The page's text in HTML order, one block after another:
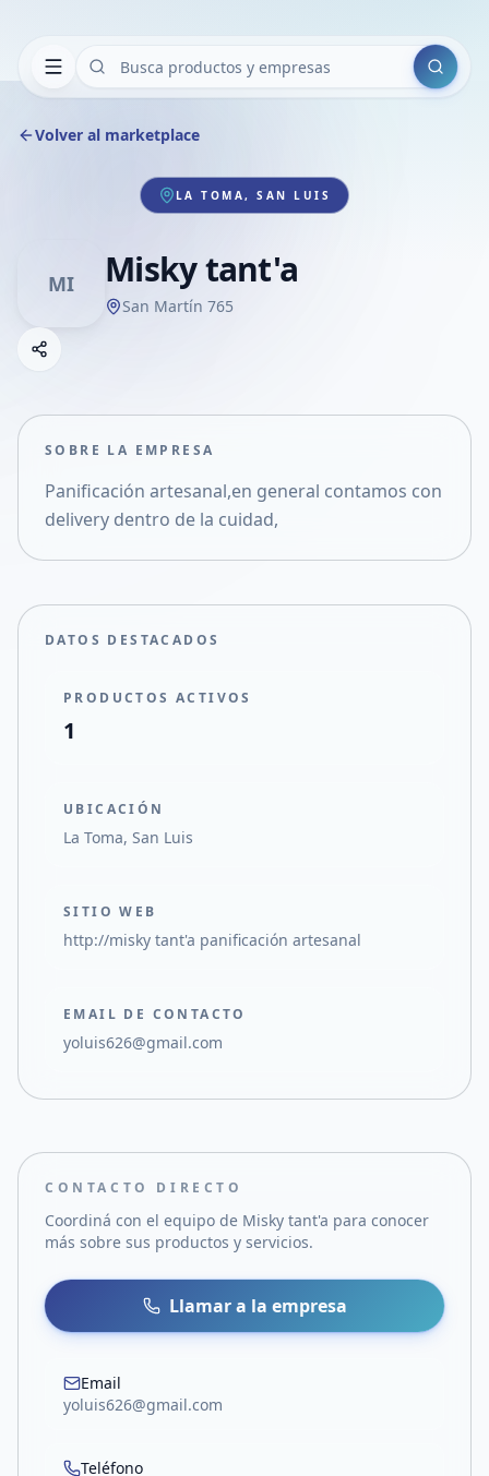
Buscar
Volver al marketplace
LA TOMA, SAN LUIS
MI Misky tant'a
San Martín 765
Compartir empresa
Compartir en X
SOBRE LA EMPRESA
Panificación artesanal,en general contamos con
delivery dentro de la cuidad,
DATOS DESTACADOS
PRODUCTOS ACTIVOS
1
UBICACIÓN
La Toma, San Luis
SITIO WEB
http://misky tant'a panificación artesanal
EMAIL DE CONTACTO
yoluis626@gmail.com
CONTACTO DIRECTO
Coordiná con el equipo de Misky tant'a para conocer
más sobre sus productos y servicios.
Llamar a la empresa
Email
yoluis626@gmail.com
Teléfono